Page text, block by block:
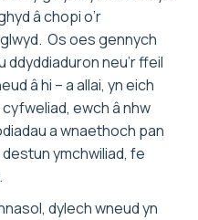
â chopi o’r
Os oes gennych
neu’r ffeil
â hi – a allai, yn eich
ewch â nhw
a wnaethoch pan
ymchwiliad, fe
dylech wneud yn